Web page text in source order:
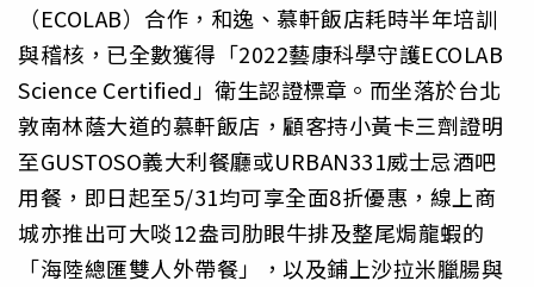
（ECOLAB）合作，和逸、慕軒飯店耗時半年培訓
與稽核，已全數獲得「2022藝康科學守護ECOLAB
Science Certified」衛生認證標章。而坐落於台北
敦南林蔭大道的慕軒飯店，顧客持小黃卡三劑證明
至GUSTOSO義大利餐廳或URBAN331威士忌酒吧
用餐，即日起至5/31均可享全面8折優惠，線上商
城亦推出可大啖12盎司肋眼牛排及整尾焗龍蝦的
「海陸總匯雙人外帶餐」，以及鋪上沙拉米臘腸與